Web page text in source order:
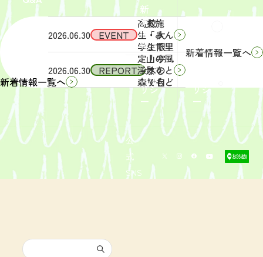
新
着
情
報
サイ
トポ
リシ
ー
リシ
ー
公
式
SNS
新着情報一覧へ
2026.06.30 EVENT
学生・
高校
生・大
学生限
定！宇
津木の
森で自
然体
験！」
募集を
開始し
まし
2026.06.30 REPORT
（土）
実施
「みん
なで里
山の風
景をと
りもど
そ
う！」
活動レ
ポート
を掲載
しまし
た。
新着情報一覧へ